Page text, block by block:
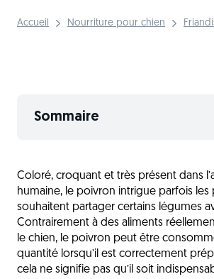
Accueil Nourriture pour chien
Sommaire
Les bénéfices possibles du poivron
Les risques du poivron pour le chien
Les bonnes pratiques pour donner
Les chiens qui nécessitent
prudence
Coloré, croquant et très présent dans
humaine, le poivron intrigue parfois les
souhaitent partager certains légumes
Contrairement à des aliments
le chien, le poivron peut être
quantité lorsqu’il est correctement
cela ne signifie pas qu’il soit